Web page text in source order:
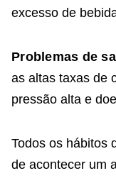
excesso de
Problemas de
as altas taxas de
pressão alta e
Todos os hábitos
de acontecer um